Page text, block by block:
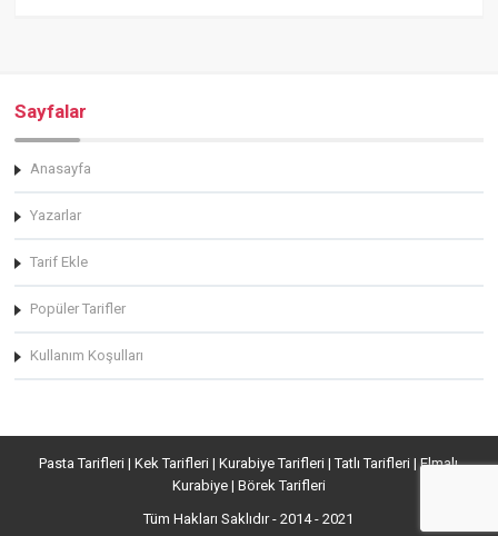
Sayfalar
Anasayfa
Yazarlar
Tarif Ekle
Popüler Tarifler
Kullanım Koşulları
Pasta Tarifleri | Kek Tarifleri | Kurabiye Tarifleri | Tatlı Tarifleri | Elmalı
Kurabiye | Börek Tarifleri
Tüm Hakları Saklıdır - 2014 - 2021